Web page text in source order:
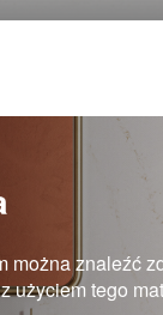
można znaleźć
użyciem tego